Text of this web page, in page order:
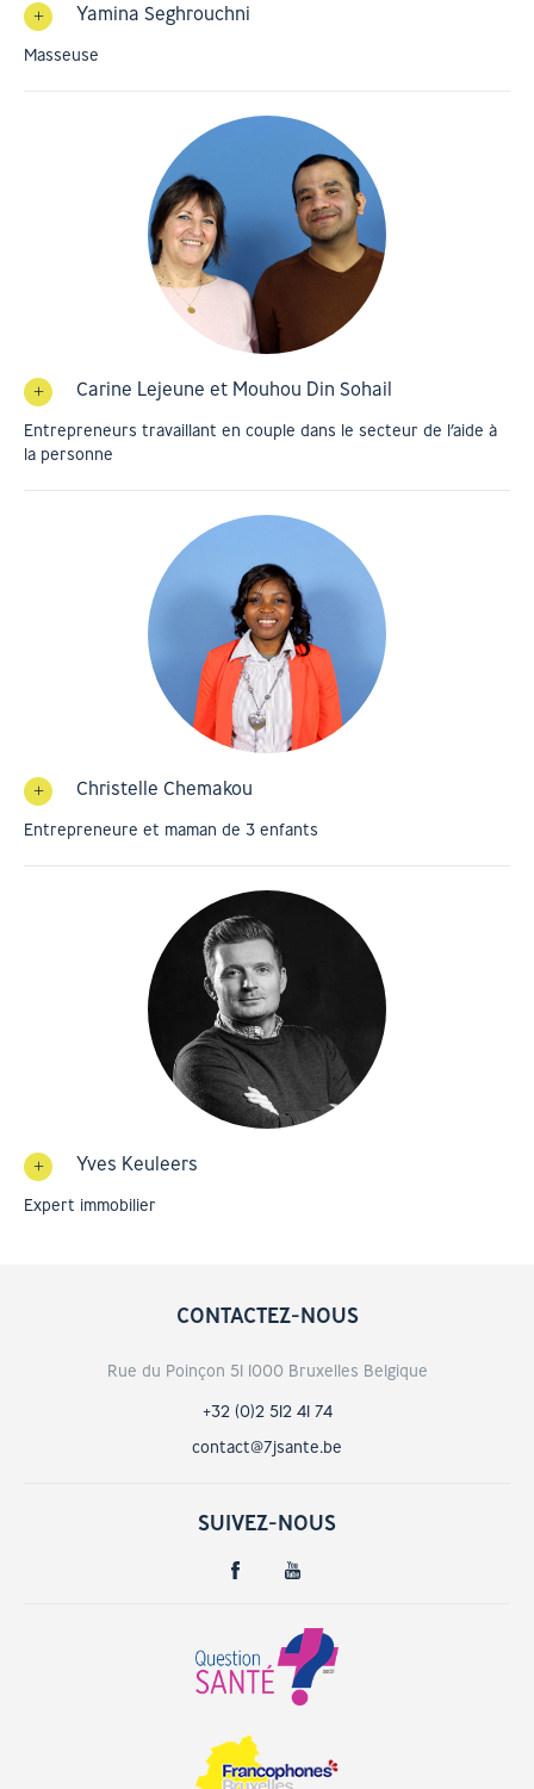
Yamina Seghrouchni
Masseuse
Carine Lejeune et Mouhou Din Sohail
Entrepreneurs travaillant en couple dans le secteur de l’aide à
la personne
Christelle Chemakou
Entrepreneure et maman de 3 enfants
Yves Keuleers
Expert immobilier
CONTACTEZ-NOUS
Rue du Poinçon 51 1000 Bruxelles Belgique
+32 (0)2 512 41 74
contact@7jsante.be
SUIVEZ-NOUS